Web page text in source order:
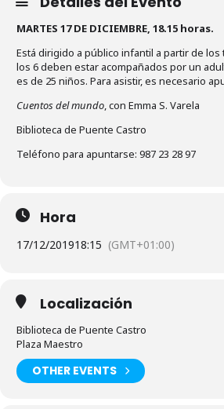
MARTES 17 DE DICIEMBRE, 18.15 horas.
Está dirigido a público infantil a partir de los
los 6 deben estar acompañados por un
es de 25 niños. Para asistir, es necesario
Cuentos del mundo, con Emma S. Varela
Biblioteca de Puente Castro
Teléfono para apuntarse: 987 23 28 97
Hora
17/12/201918:15 (GMT+01:00)
Localización
Biblioteca de Puente Castro
Plaza Maestro
OTHER EVENTS